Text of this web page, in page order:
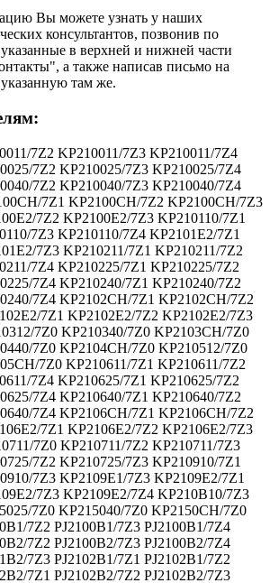
Вы можете узнать у наших
консультантов, позвонив по
в верхней и нижней части
а также написав письмо на
там же.
7Z2 KP210011/7Z3 KP210011/7Z4
7Z2 KP210025/7Z3 KP210025/7Z4
7Z2 KP210040/7Z3 KP210040/7Z4
7Z1 KP2100CH/7Z2 KP2100CH/7Z3
7Z2 KP2100E2/7Z3 KP210110/7Z1
7Z3 KP210110/7Z4 KP2101E2/7Z1
7Z3 KP210211/7Z1 KP210211/7Z2
7Z4 KP210225/7Z1 KP210225/7Z2
7Z4 KP210240/7Z1 KP210240/7Z2
7Z4 KP2102CH/7Z1 KP2102CH/7Z2
7Z1 KP2102E2/7Z2 KP2102E2/7Z3
7Z0 KP210340/7Z0 KP2103CH/7Z0
7Z0 KP2104CH/7Z0 KP210512/7Z0
7Z0 KP210611/7Z1 KP210611/7Z2
7Z4 KP210625/7Z1 KP210625/7Z2
7Z4 KP210640/7Z1 KP210640/7Z2
7Z4 KP2106CH/7Z1 KP2106CH/7Z2
7Z1 KP2106E2/7Z2 KP2106E2/7Z3
7Z0 KP210711/7Z2 KP210711/7Z3
7Z2 KP210725/7Z3 KP210910/7Z1
7Z3 KP2109E1/7Z3 KP2109E2/7Z1
7Z3 KP2109E2/7Z4 KP210B10/7Z3
7Z0 KP215040/7Z0 KP2150CH/7Z0
7Z2 PJ2100B1/7Z3 PJ2100B1/7Z4
7Z2 PJ2100B2/7Z3 PJ2100B2/7Z4
7Z3 PJ2102B1/7Z1 PJ2102B1/7Z2
7Z1 PJ2102B2/7Z2 PJ2102B2/7Z3